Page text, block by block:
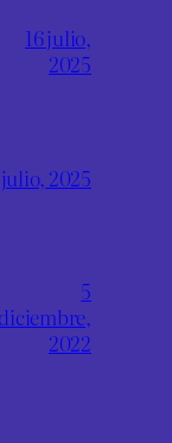
16 julio,
2025
julio, 2025
5
diciembre,
2022